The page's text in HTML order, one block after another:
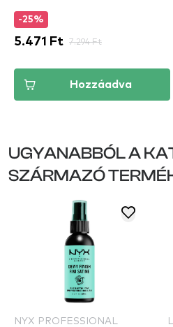
-25%
5.471 Ft 7.294 Ft
Hozzáadva
UGYANABBÓL A
SZÁRMAZÓ
NYX PROFESSIONAL